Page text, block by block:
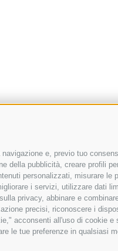
e, previo tuo
della pubblicità, creare profili
personalizzati, misurare le
i servizi, utilizzare dati
privacy, abbinare e
precisi, riconoscere i
acconsenti all'uso di cookie e
le tue preferenze in qualsiasi